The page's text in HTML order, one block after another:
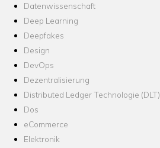
Datenwissenschaft
Deep Learning
Deepfakes
Design
DevOps
Dezentralisierung
Distributed Ledger Technologie (DLT)
Dos
eCommerce
Elektronik